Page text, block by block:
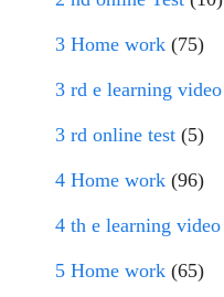
3 Home work (75)
3 rd e learning video
3 rd online test (5)
4 Home work (96)
4 th e learning video
5 Home work (65)